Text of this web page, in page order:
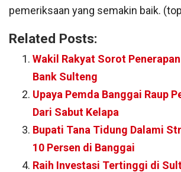
pemeriksaan yang semakin baik.
Related Posts:
Wakil Rakyat Sorot
Bank Sulteng
Upaya Pemda Banggai Raup
Dari Sabut Kelapa
Bupati Tana Tidung Dalami
10 Persen di Banggai
Raih Investasi Tertinggi di